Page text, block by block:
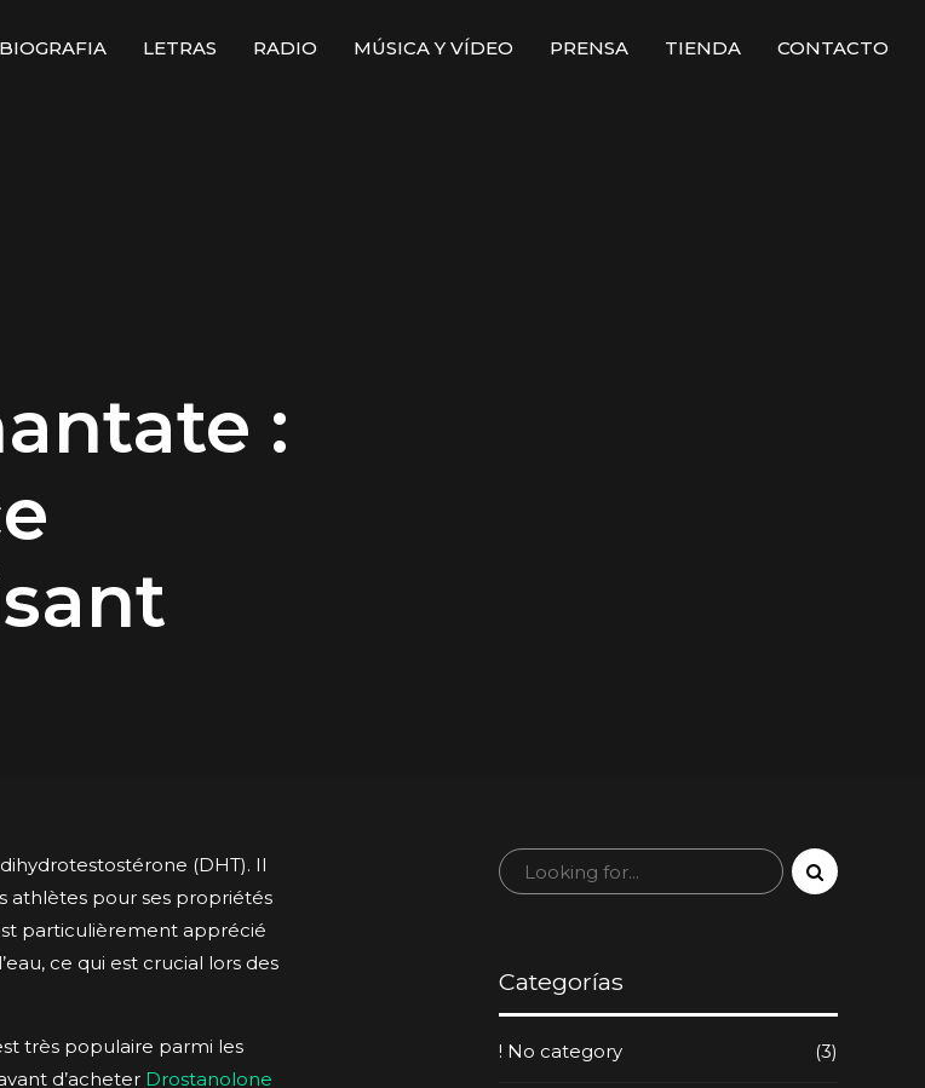
BIOGRAFIA LETRAS RADIO MÚSICA Y VÍDEO PRENSA TIENDA CONTACTO
:
(DHT). Il
athlètes pour ses propriétés
particulièrement apprécié
ce qui est crucial lors des
très populaire parmi les
d’acheter Drostanolone
Categorías
! No category (3)